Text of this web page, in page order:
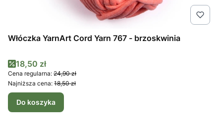
Włóczka YarnArt Cord Yarn 767 - brzoskwinia
Cena promocyjna
18,50 zł
Cena regularna: 24,90 zł
Najniższa cena: 18,50 zł
Do koszyka